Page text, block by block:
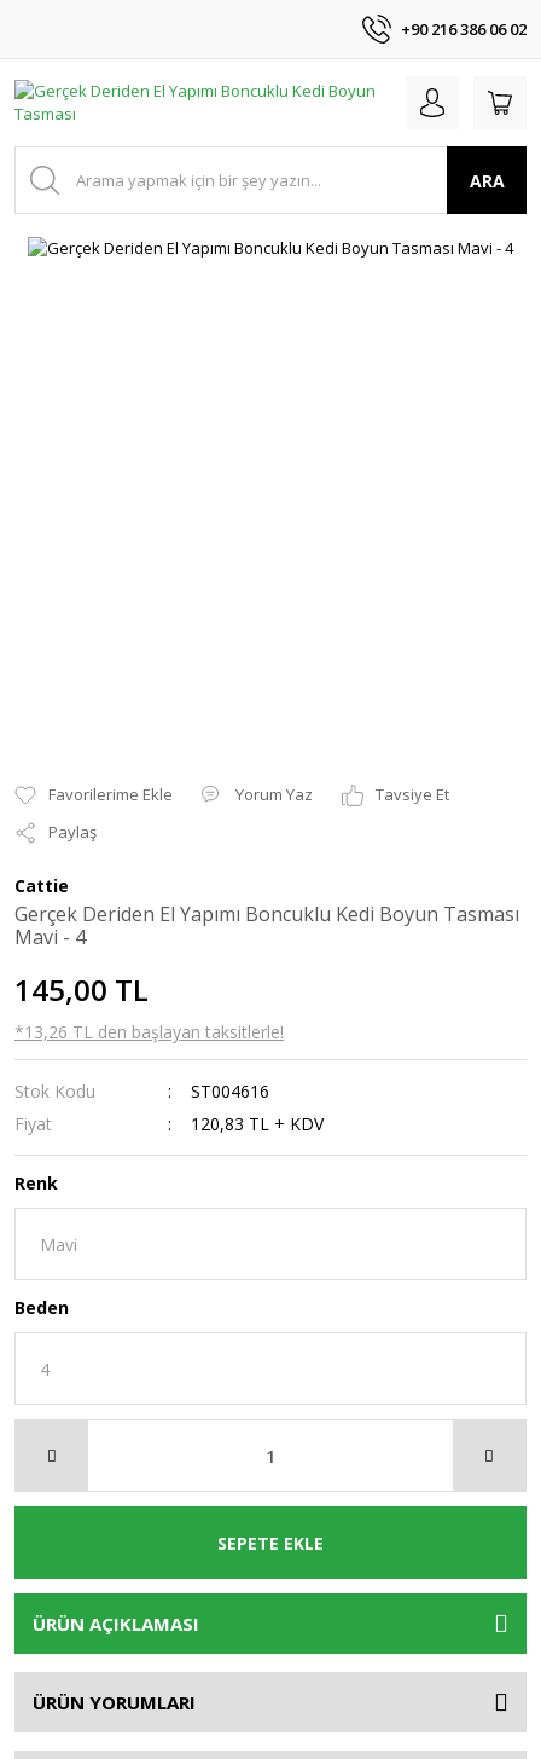
+90 216 386 06 02
ARA
Yorum Yaz
Tavsiye Et
Paylaş
Cattie
Gerçek Deriden El Yapımı Boncuklu Kedi Boyun Tasması
Mavi - 4
145,00 TL
*13,26 TL den başlayan taksitlerle!
Stok Kodu
ST004616
Fiyat
120,83 TL + KDV
Renk
Beden
SEPETE EKLE
ÜRÜN AÇIKLAMASI
ÜRÜN YORUMLARI